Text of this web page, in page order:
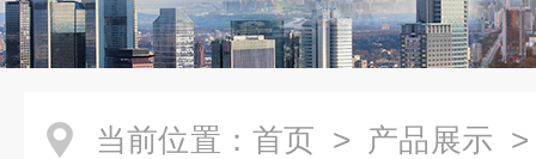
当前位置： 首页 > 产品展示